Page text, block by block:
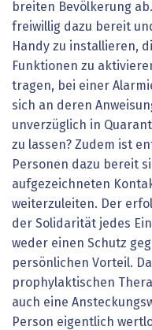
breiten Bevölkerung
freiwillig dazu bereit
Handy zu installieren,
Funktionen zu
tragen, bei einer
sich an deren
unverzüglich in
zu lassen? Zudem ist
Personen dazu bereit
aufgezeichneten
weiterzuleiten. Der
der Solidarität jedes
weder einen Schutz
persönlichen Vorteil.
prophylaktischen
auch eine
Person eigentlich